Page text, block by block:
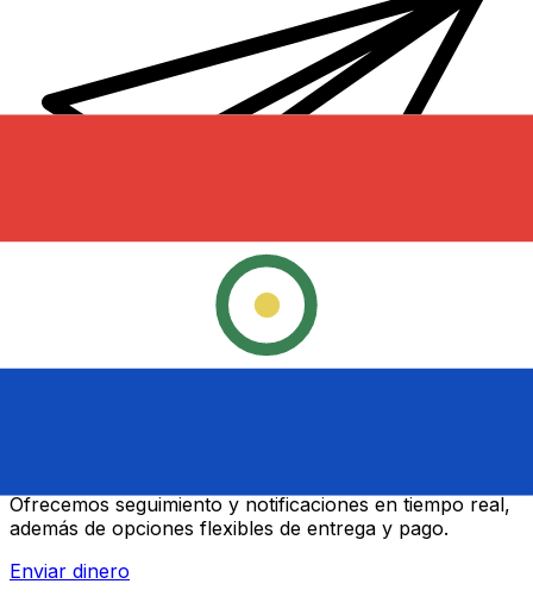
Ofrecemos seguimiento y notificaciones en tiempo real,
además de opciones flexibles de entrega y pago.
Enviar dinero